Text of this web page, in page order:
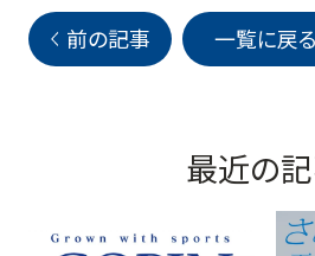
前の記事 一覧に戻る
最近の